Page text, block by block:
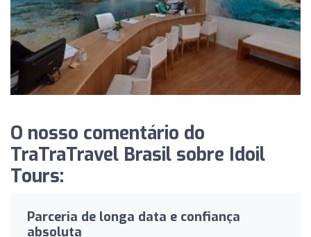
O nosso comentário do
TraTraTravel Brasil sobre Idoil
Tours:
Parceria de longa data e confiança
absoluta